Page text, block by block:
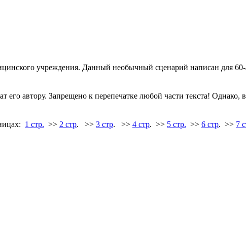
учреждения. Данный необычный сценарий написан для
автору. Запрещено к перепечатке любой части текста! Однако,
1 стр. >> 2 стр. >> 3 стр. >> 4 стр. >> 5 стр. >> 6 стр. >> 7